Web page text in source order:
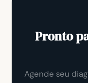
Pronto
Agende seu